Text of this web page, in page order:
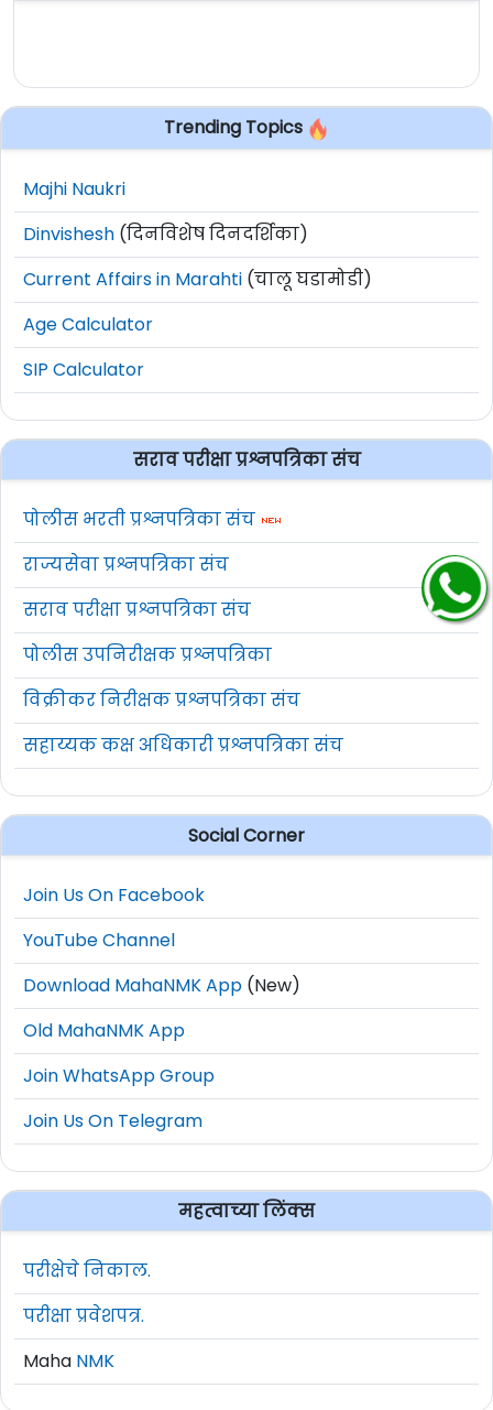
Trending Topics
Majhi Naukri
Dinvishesh (दिनविशेष दिनदर्शिका)
Current Affairs in Marahti (चालू घडामोडी)
Age Calculator
SIP Calculator
सराव परीक्षा प्रश्नपत्रिका संच
पोलीस भरती प्रश्नपत्रिका संच
राज्यसेवा प्रश्नपत्रिका संच
सराव परीक्षा प्रश्नपत्रिका संच
पोलीस उपनिरीक्षक प्रश्नपत्रिका
विक्रीकर निरीक्षक प्रश्नपत्रिका संच
सहाय्यक कक्ष अधिकारी प्रश्नपत्रिका संच
Social Corner
Join Us On Facebook
YouTube Channel
Download MahaNMK App (New)
Old MahaNMK App
Join WhatsApp Group
Join Us On Telegram
महत्वाच्या लिंक्स
परीक्षेचे निकाल.
परीक्षा प्रवेशपत्र.
Maha NMK